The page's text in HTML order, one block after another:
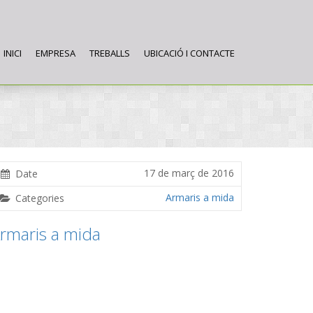
INICI EMPRESA TREBALLS UBICACIÓ I CONTACTE
Date
17 de març de 2016
Categories
Armaris a mida
a mida